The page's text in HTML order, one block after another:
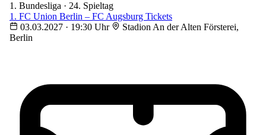
1. Bundesliga · 24. Spieltag
1. FC Union Berlin – FC Augsburg Tickets
03.03.2027 · 19:30 Uhr
Stadion An der Alten Försterei,
Berlin